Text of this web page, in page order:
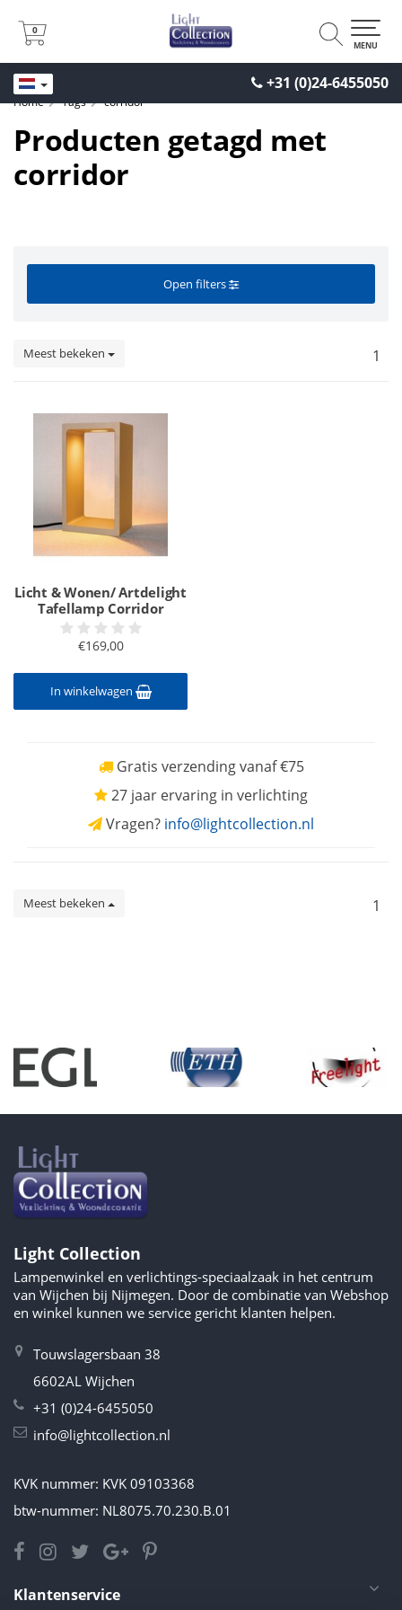
+31 (0)24-6455050
0
0
MENU
Home Tags corridor
Producten getagd met
corridor
Open filters
Meest bekeken 1
Licht & Wonen/ Artdelight
Tafellamp Corridor
€169,00
In winkelwagen
Gratis verzending vanaf €75
27 jaar ervaring in verlichting
Vragen? info@lightcollection.nl
Meest bekeken 1
Light Collection
Lampenwinkel en verlichtings-speciaalzaak in het centrum
van Wijchen bij Nijmegen. Door de combinatie van Webshop
en winkel kunnen we service gericht klanten helpen.
Touwslagersbaan 38
6602AL Wijchen
+31 (0)24-6455050
info@lightcollection.nl
KVK nummer: KVK 09103368
btw-nummer: NL8075.70.230.B.01
Klantenservice